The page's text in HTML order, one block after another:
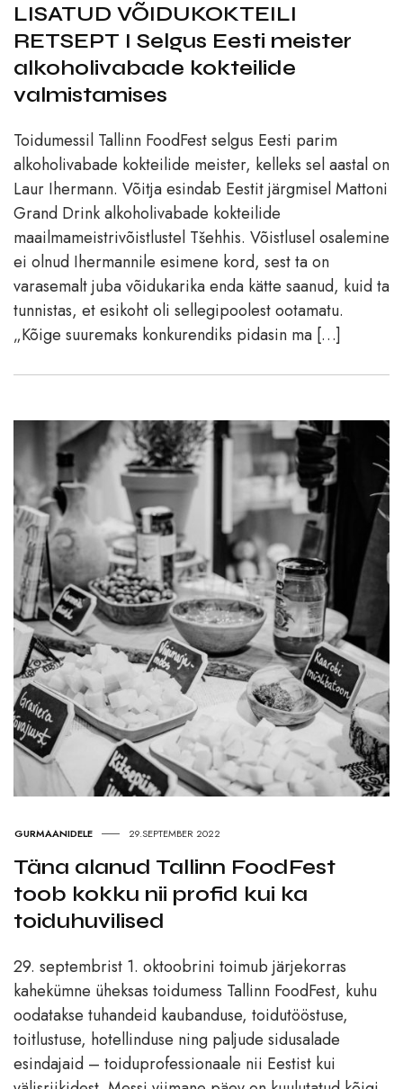
LISATUD VÕIDUKOKTEILI
RETSEPT I Selgus Eesti meister
alkoholivabade kokteilide
valmistamises
Toidumessil Tallinn FoodFest selgus Eesti parim
alkoholivabade kokteilide meister, kelleks sel aastal on
Laur Ihermann. Võitja esindab Eestit järgmisel Mattoni
Grand Drink alkoholivabade kokteilide
maailmameistrivõistlustel Tšehhis. Võistlusel osalemine
ei olnud Ihermannile esimene kord, sest ta on
varasemalt juba võidukarika enda kätte saanud, kuid ta
tunnistas, et esikoht oli sellegipoolest ootamatu.
„Kõige suuremaks konkurendiks pidasin ma […]
GURMAANIDELE 29.SEPTEMBER 2022
Täna alanud Tallinn FoodFest
toob kokku nii profid kui ka
toiduhuvilised
29. septembrist 1. oktoobrini toimub järjekorras
kahekümne üheksas toidumess Tallinn FoodFest, kuhu
oodatakse tuhandeid kaubanduse, toidutööstuse,
toitlustuse, hotellinduse ning paljude sidusalade
esindajaid – toiduprofessionaale nii Eestist kui